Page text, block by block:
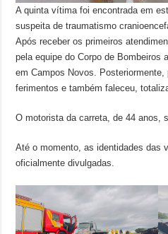
A quinta vítima foi encontrada em
suspeita de traumatismo
Após receber os primeiros
pela equipe do Corpo de Bombeiros
em Campos Novos.
ferimentos e também faleceu,
O motorista da carreta, de 44 anos,
Até o momento, as identidades das
oficialmente divulgadas.